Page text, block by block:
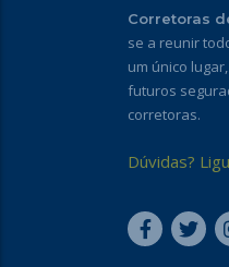
Corretoras
se a reunir
um único
futuros
corretoras.
Dúvidas?